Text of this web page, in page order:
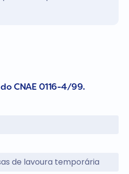
CNAE 0116-4/99.
de lavoura temporária